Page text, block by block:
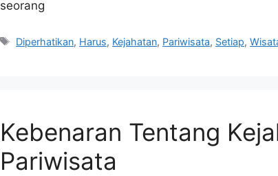
seorang
Tags
Diperhatikan, Harus, Kejahatan, Pariwisata, Setiap,
Kebenaran Tentang
Pariwisata